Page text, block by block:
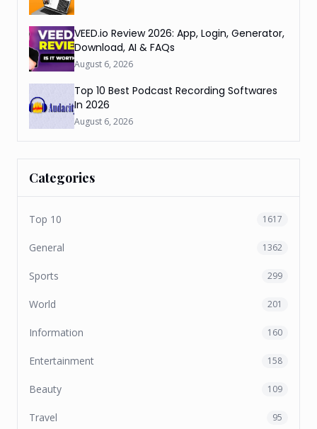
VEED.io Review 2026: App, Login, Generator,
Download, AI & FAQs
August 6, 2026
Top 10 Best Podcast Recording Softwares
In 2026
August 6, 2026
Categories
Top 10 1617
General 1362
Sports 299
World 201
Information 160
Entertainment 158
Beauty 109
Travel 95